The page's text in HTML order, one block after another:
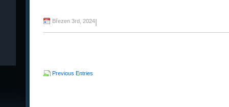
Březen 3rd, 2024|
Previous Entries